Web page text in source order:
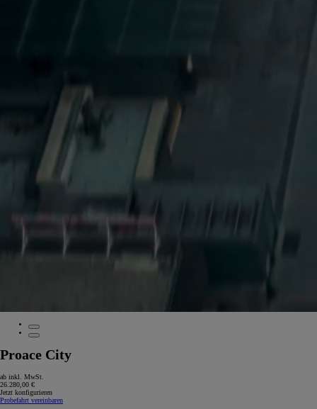
Proace City
ab inkl. MwSt.
26.280,00 €
Jetzt konfigurieren
Probefahrt vereinbaren